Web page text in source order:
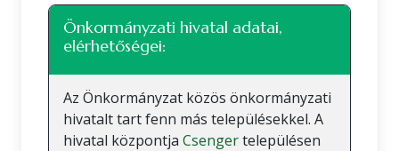
Önkormányzati hivatal adatai,
elérhetőségei:
Az Önkormányzat közös önkormányzati
hivatalt tart fenn más településekkel. A
hivatal központja Csengertelepülésen